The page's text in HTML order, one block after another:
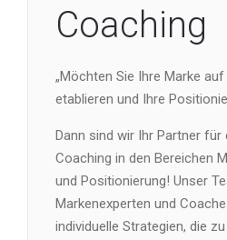
Coaching
„Möchten Sie Ihre Marke
etablieren und Ihre
Dann sind wir Ihr Partner
Coaching in den Bereichen
und Positionierung! Unser
Markenexperten und
individuelle Strategien, die